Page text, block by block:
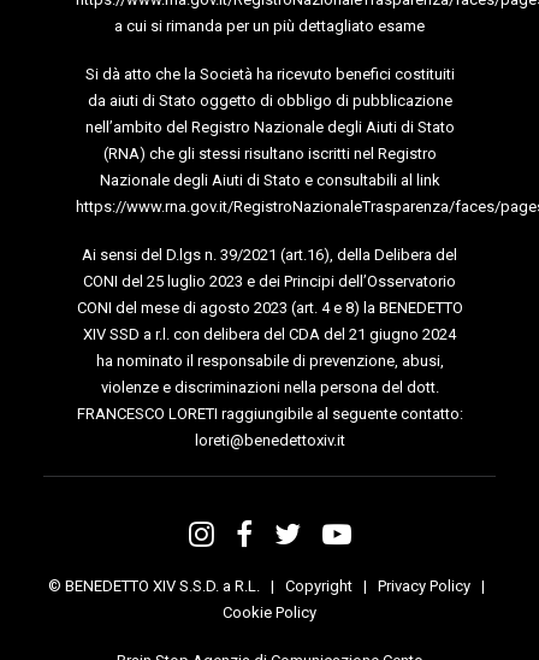
a cui si rimanda per un più dettagliato esame
Si dà atto che la Società ha ricevuto benefici costituiti
da aiuti di Stato oggetto di obbligo di pubblicazione
nell’ambito del Registro Nazionale degli Aiuti di Stato
(RNA) che gli stessi risultano iscritti nel Registro
Nazionale degli Aiuti di Stato e consultabili al link
https://www.rna.gov.it/RegistroNazionaleTrasparenza/faces/
Ai sensi del D.lgs n. 39/2021 (art.16), della Delibera del
CONI del 25 luglio 2023 e dei Principi dell’Osservatorio
CONI del mese di agosto 2023 (art. 4 e 8) la BENEDETTO
XIV SSD a r.l. con delibera del CDA del 21 giugno 2024
ha nominato il responsabile di prevenzione, abusi,
violenze e discriminazioni nella persona del dott.
FRANCESCO LORETI raggiungibile al seguente contatto:
loreti@benedettoxiv.it
© BENEDETTO XIV S.S.D. a R.L. | Copyright| Privacy Policy|
Cookie Policy